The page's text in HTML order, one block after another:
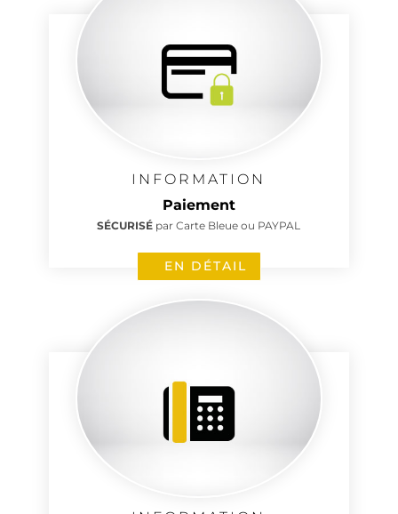
INFORMATION
Paiement
SÉCURISÉ par Carte Bleue ou PAYPAL
EN DÉTAIL